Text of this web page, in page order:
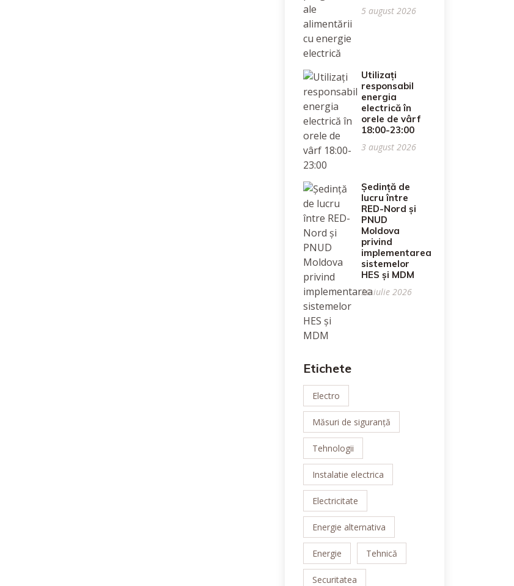
5 august 2026
Utilizați
responsabil
energia
electrică în
orele de vârf
18:00-23:00
3 august 2026
Ședință de
lucru între
RED-Nord și
PNUD
Moldova
privind
implementarea
sistemelor
HES și MDM
30 iulie 2026
Etichete
Electro
Măsuri de siguranță
Tehnologii
Instalatie electrica
Electricitate
Energie alternativa
Energie Tehnică
Securitatea